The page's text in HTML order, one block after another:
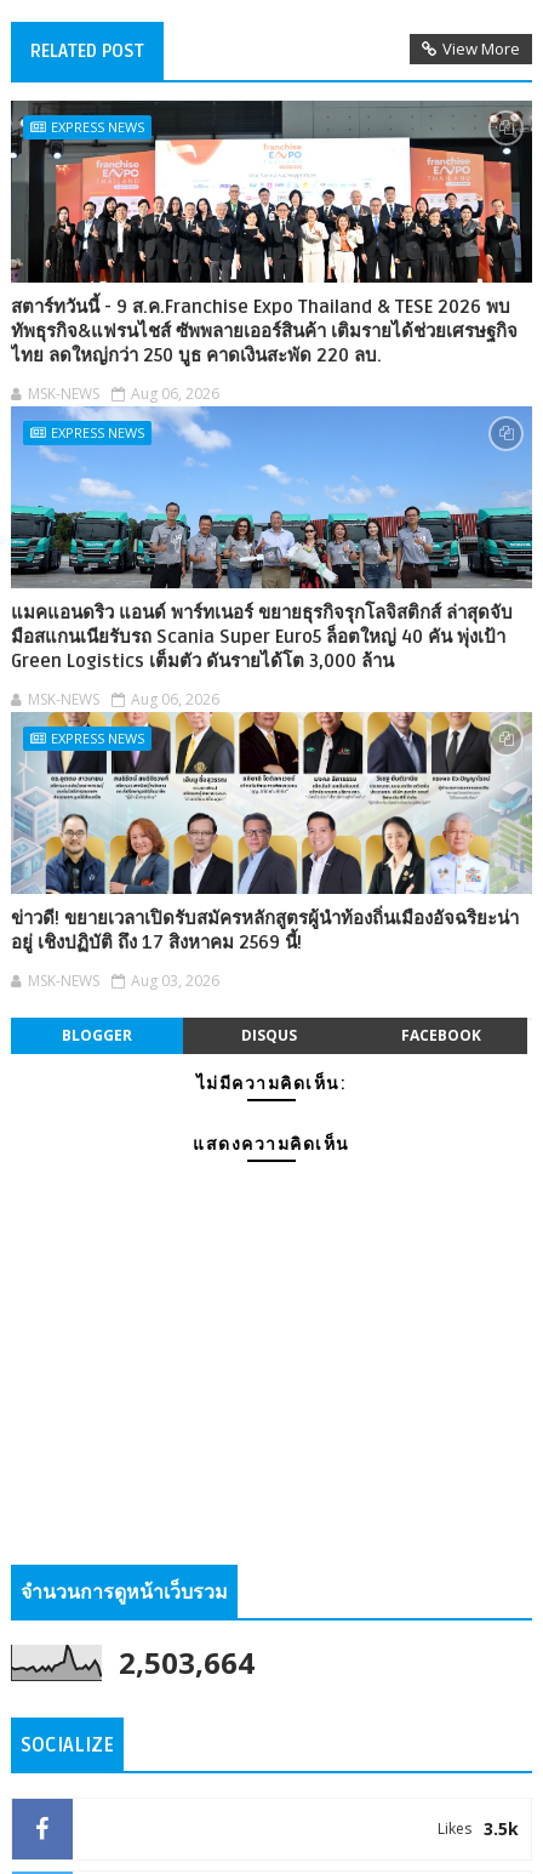
RELATED POST View More
EXPRESS NEWS
สตาร์ทวันนี้ - 9 ส.ค.Franchise Expo Thailand & TESE 2026 พบ
ทัพธุรกิจ&แฟรนไชส์ ซัพพลายเออร์สินค้า เติมรายได้ช่วยเศรษฐกิจ
ไทย ลดใหญ่กว่า 250 บูธ คาดเงินสะพัด 220 ลบ.
MSK-NEWS Aug 06, 2026
EXPRESS NEWS
แมคแอนดริว แอนด์ พาร์ทเนอร์ ขยายธุรกิจรุกโลจิสติกส์ ล่าสุดจับ
มือสแกนเนียรับรถ Scania Super Euro5 ล็อตใหญ่ 40 คัน พุ่งเป้า
Green Logistics เต็มตัว ดันรายได้โต 3,000 ล้าน
MSK-NEWS Aug 06, 2026
EXPRESS NEWS
ข่าวดี! ขยายเวลาเปิดรับสมัครหลักสูตรผู้นำท้องถิ่นเมืองอัจฉริยะน่า
อยู่ เชิงปฏิบัติ ถึง 17 สิงหาคม 2569 นี้!
MSK-NEWS Aug 03, 2026
BLOGGER DISQUS FACEBOOK
ไม่มีความคิดเห็น:
แสดงความคิดเห็น
จำนวนการดูหน้าเว็บรวม
2,503,664
SOCIALIZE
3.5k
Likes